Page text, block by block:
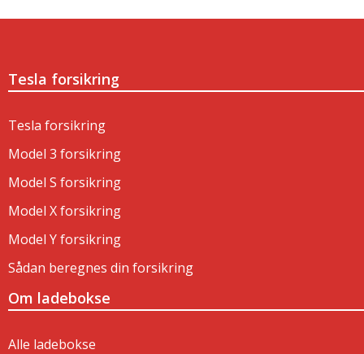
Tesla forsikring
Tesla forsikring
Model 3 forsikring
Model S forsikring
Model X forsikring
Model Y forsikring
Sådan beregnes din forsikring
Om ladebokse
Alle ladebokse